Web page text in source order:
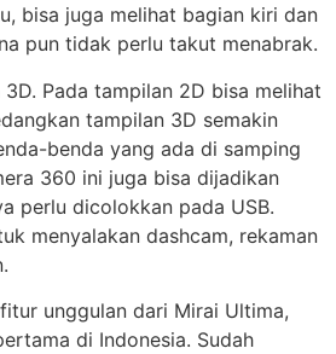
bisa juga melihat bagian kiri dan
pun tidak perlu takut menabrak.
Pada tampilan 2D bisa melihat
tampilan 3D semakin
benda yang ada di samping
360 ini juga bisa dijadikan
perlu dicolokkan pada USB.
menyalakan dashcam, rekaman
unggulan dari Mirai Ultima,
di Indonesia. Sudah